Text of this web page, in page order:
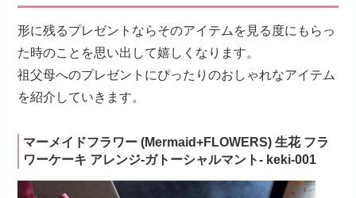
形に残るプレゼントならそのアイテムを見る度にもらっ
た時のことを思い出して嬉しくなります。
祖父母へのプレゼントにぴったりのおしゃれなアイテム
を紹介していきます。
マーメイドフラワー (Mermaid+FLOWERS) 生花 フラ
ワーケーキ アレンジ-ガトーシャルマント- keki-001